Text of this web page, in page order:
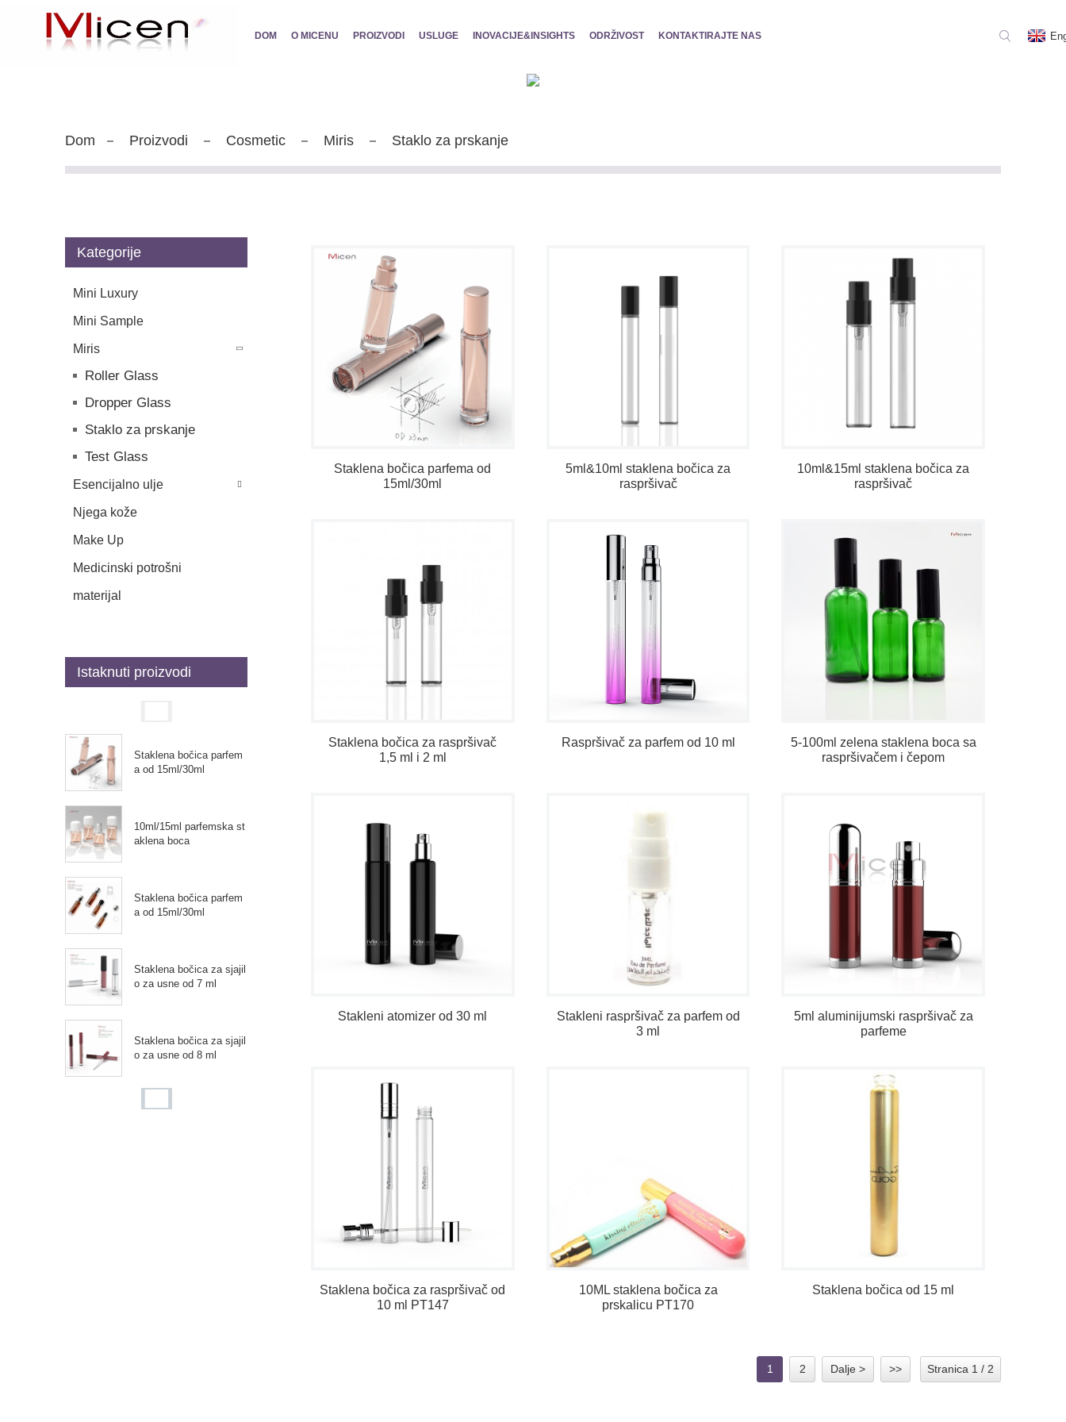
DOM O MICENU PROIZVODI USLUGE INOVACIJE&INSIGHTS ODRŽIVOST KONTAKTIRAJTE NAS
Dom Proizvodi Cosmetic Miris Staklo za prskanje
Kategorije
Mini Luxury
Mini Sample
Miris
Roller Glass
Dropper Glass
Staklo za prskanje
Test Glass
Esencijalno ulje
Njega kože
Make Up
Medicinski potrošni
materijal
Istaknuti proizvodi
Staklena bočica parfem
a od 15ml/30ml
10ml/15ml parfemska st
aklena boca
Staklena bočica parfem
a od 15ml/30ml
Staklena bočica za sjajil
o za usne od 7 ml
Staklena bočica za sjajil
o za usne od 8 ml
Staklena bočica laka za
Staklena bočica parfema od
15ml/30ml
5ml&10ml staklena bočica za
raspršivač
10ml&15ml staklena bočica za
raspršivač
Staklena bočica za raspršivač
1,5 ml i 2 ml
Raspršivač za parfem od 10 ml
5-100ml zelena staklena boca sa
raspršivačem i čepom
Stakleni atomizer od 30 ml
Stakleni raspršivač za parfem od
3 ml
5ml aluminijumski raspršivač za
parfeme
Staklena bočica za raspršivač od
10 ml PT147
10ML staklena bočica za
prskalicu PT170
Staklena bočica od 15 ml
1 2 Dalje > >> Stranica 1 / 2